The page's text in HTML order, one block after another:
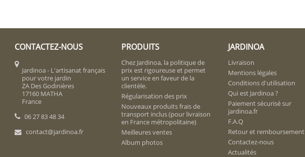
CONTACTEZ-NOUS
Jardinoa - L'artisanat français
pour votre jardin
ZA Des Godinières
17160 MATHA
France
06 27 83 48 34
contact@jardinoa.fr
PRODUITS
Chez Jardinoa, la politique de
prix est rigoureuse et permet
un service en faveur de la
clientèle.
Régularisation des prix
Nouveaux produits frais de
transport inclus (pour livraison
en France métropolitaine)
Meilleures ventes
Album photos
JARDINOA
Livraison
Mentions légales
Conditions d'utilisation
Qui est Jardinoa ?
Paiement sécurisé sur
jardinoa.fr
F.A.Q
Retour et remboursement
Contactez-nous
Actualités